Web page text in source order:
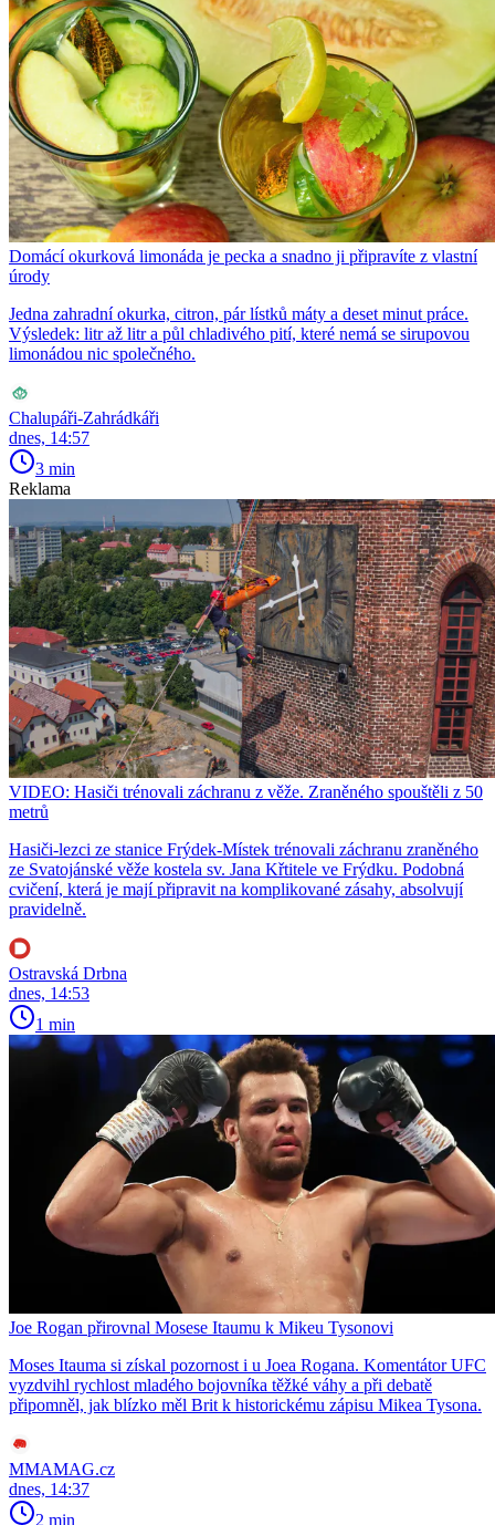
Domácí okurková limonáda je pecka a snadno ji připravíte z vlastní
úrody
Jedna zahradní okurka, citron, pár lístků máty a deset minut práce.
Výsledek: litr až litr a půl chladivého pití, které nemá se sirupovou
limonádou nic společného.
Chalupáři-Zahrádkáři
dnes, 14:57
3 min
Reklama
VIDEO: Hasiči trénovali záchranu z věže. Zraněného spouštěli z 50
metrů
Hasiči-lezci ze stanice Frýdek-Místek trénovali záchranu zraněného
ze Svatojánské věže kostela sv. Jana Křtitele ve Frýdku. Podobná
cvičení, která je mají připravit na komplikované zásahy, absolvují
pravidelně.
Ostravská Drbna
dnes, 14:53
1 min
Joe Rogan přirovnal Mosese Itaumu k Mikeu Tysonovi
Moses Itauma si získal pozornost i u Joea Rogana. Komentátor UFC
vyzdvihl rychlost mladého bojovníka těžké váhy a při debatě
připomněl, jak blízko měl Brit k historickému zápisu Mikea Tysona.
MMAMAG.cz
dnes, 14:37
2 min